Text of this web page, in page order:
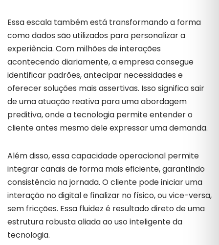
Essa escala também está transformando a forma
como dados são utilizados para personalizar a
experiência. Com milhões de interações
acontecendo diariamente, a empresa consegue
identificar padrões, antecipar necessidades e
oferecer soluções mais assertivas. Isso significa sair
de uma atuação reativa para uma abordagem
preditiva, onde a tecnologia permite entender o
cliente antes mesmo dele expressar uma demanda.
Além disso, essa capacidade operacional permite
integrar canais de forma mais eficiente, garantindo
consistência na jornada. O cliente pode iniciar uma
interação no digital e finalizar no físico, ou vice-versa,
sem fricções. Essa fluidez é resultado direto de uma
estrutura robusta aliada ao uso inteligente da
tecnologia.